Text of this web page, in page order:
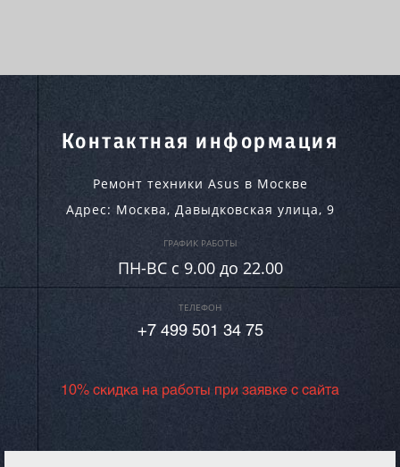
Контактная информация
Ремонт техники Asus в Москве
Адрес: Москва, Давыдковская улица, 9
ГРАФИК РАБОТЫ
ПН-ВC c 9.00 до 22.00
ТЕЛЕФОН
+7 499 501 34 75
10% скидка на работы при заявке с сайта